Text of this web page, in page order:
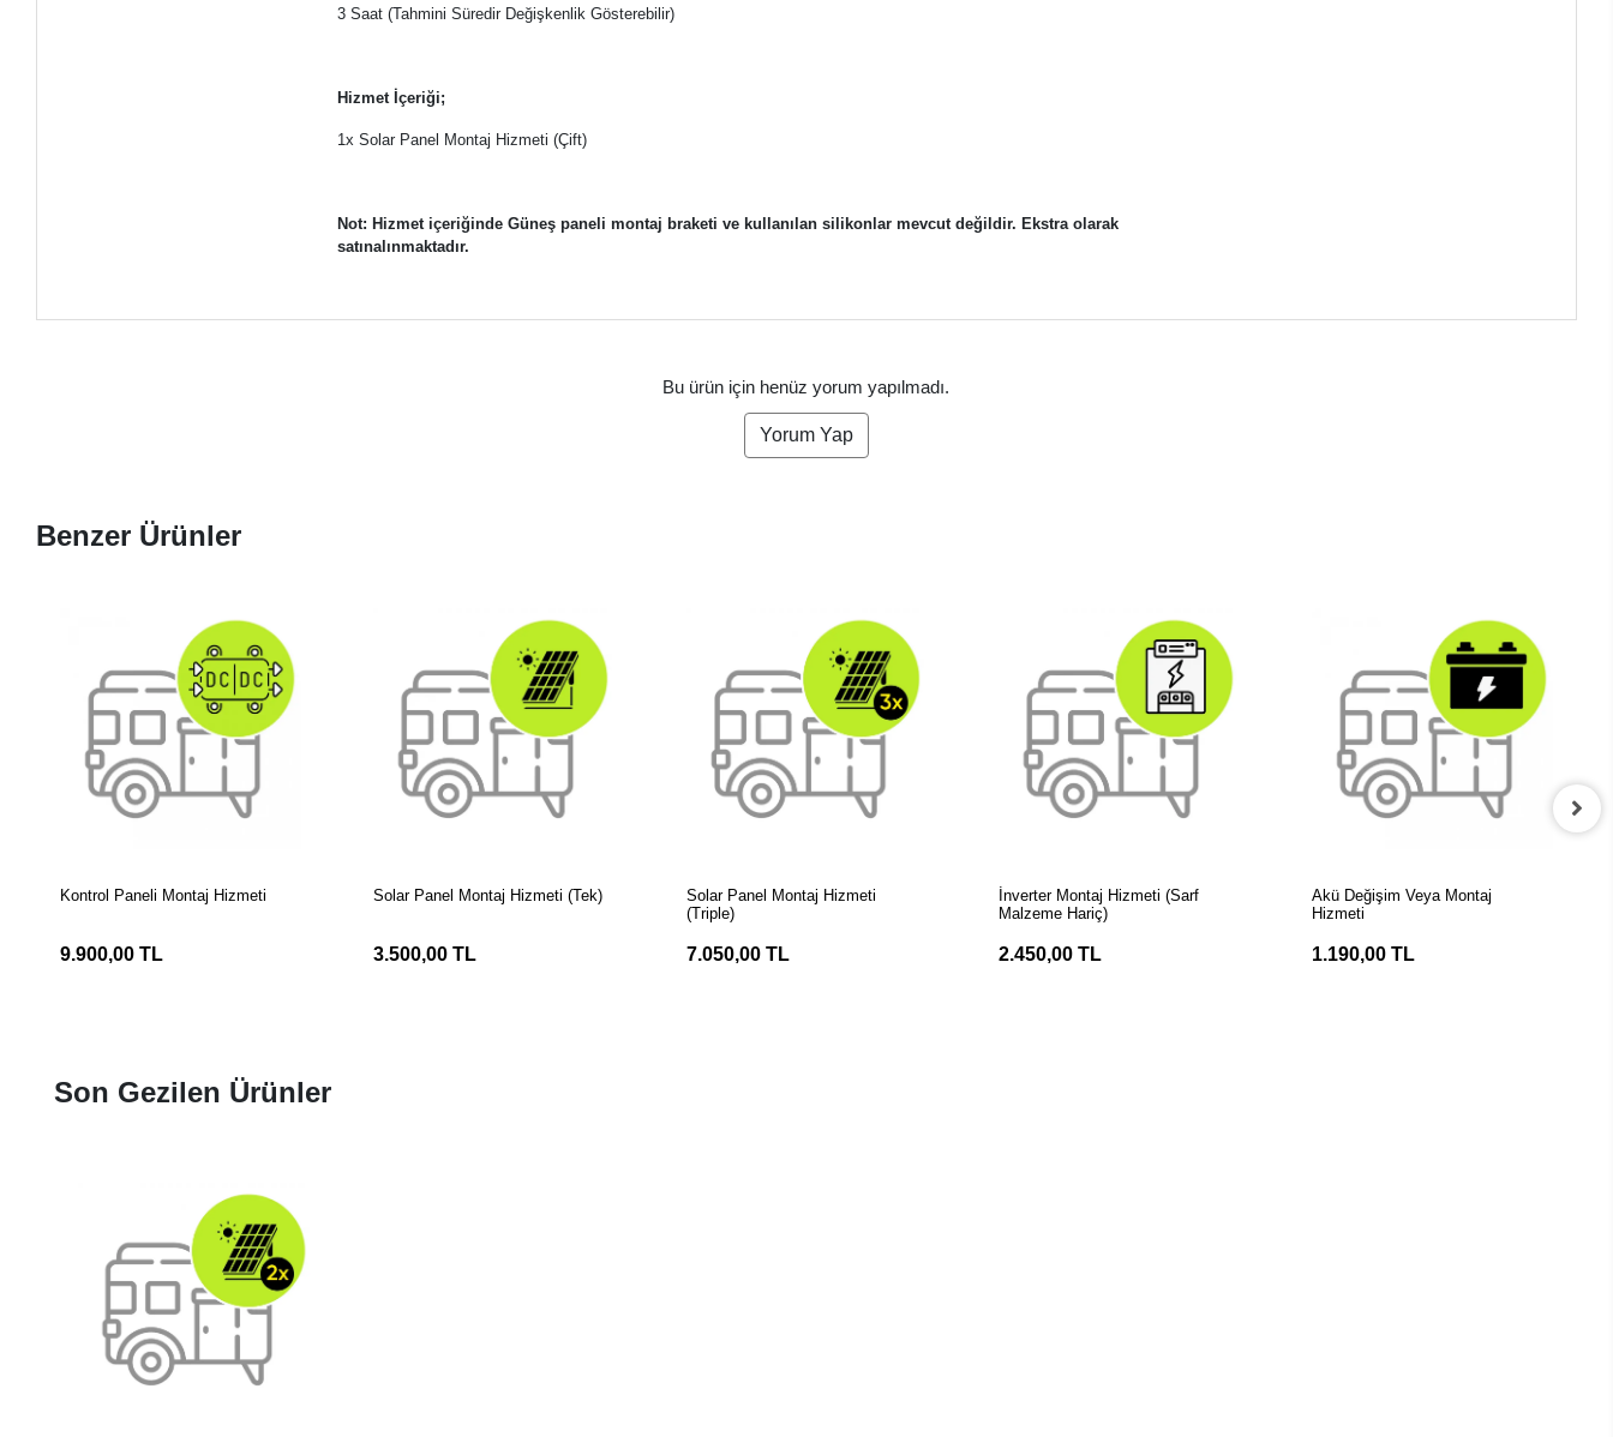
3 Saat (Tahmini Süredir Değişkenlik Gösterebilir)
Hizmet İçeriği;
1x Solar Panel Montaj Hizmeti (Çift)
Not: Hizmet içeriğinde Güneş paneli montaj braketi ve kullanılan silikonlar mevcut değildir. Ekstra olarak
satınalınmaktadır.
Bu ürün için henüz yorum yapılmadı.
Yorum Yap
Benzer Ürünler
Kontrol Paneli Montaj Hizmeti
9.900,00 TL
Solar Panel Montaj Hizmeti (Tek)
3.500,00 TL
Solar Panel Montaj Hizmeti
(Triple)
7.050,00 TL
İnverter Montaj Hizmeti (Sarf
Malzeme Hariç)
2.450,00 TL
Akü Değişim Veya Montaj
Hizmeti
1.190,00 TL
Son Gezilen Ürünler